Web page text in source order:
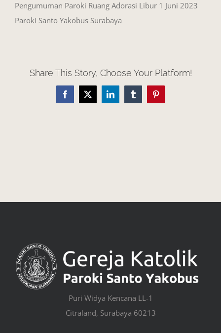
Pengumuman Paroki Ruang Adorasi Libur 1 Juni 2023
Paroki Santo Yakobus Surabaya
Share This Story, Choose Your Platform!
Facebook
X LinkedInTumblrPinterest
Puri Widya Kencana LL-1
Citraland, Surabaya 60213